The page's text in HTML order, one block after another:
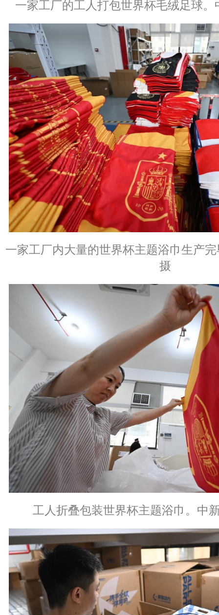
一家工厂的工人打包世界杯毛绒足球
一家工厂内大量的世界杯主题浴巾生产
摄
工人折叠包装世界杯主题浴巾。中